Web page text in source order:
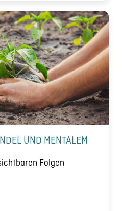
UND MENTALEM
Folgen